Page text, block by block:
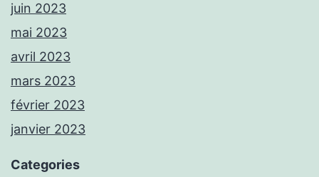
juin 2023
mai 2023
avril 2023
mars 2023
février 2023
janvier 2023
Categories